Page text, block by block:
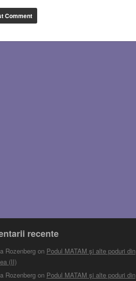
recente
Rozenbergon Podul MATAM şi alte poduri din
(II)
Rozenbergon Podul MATAM şi alte poduri din